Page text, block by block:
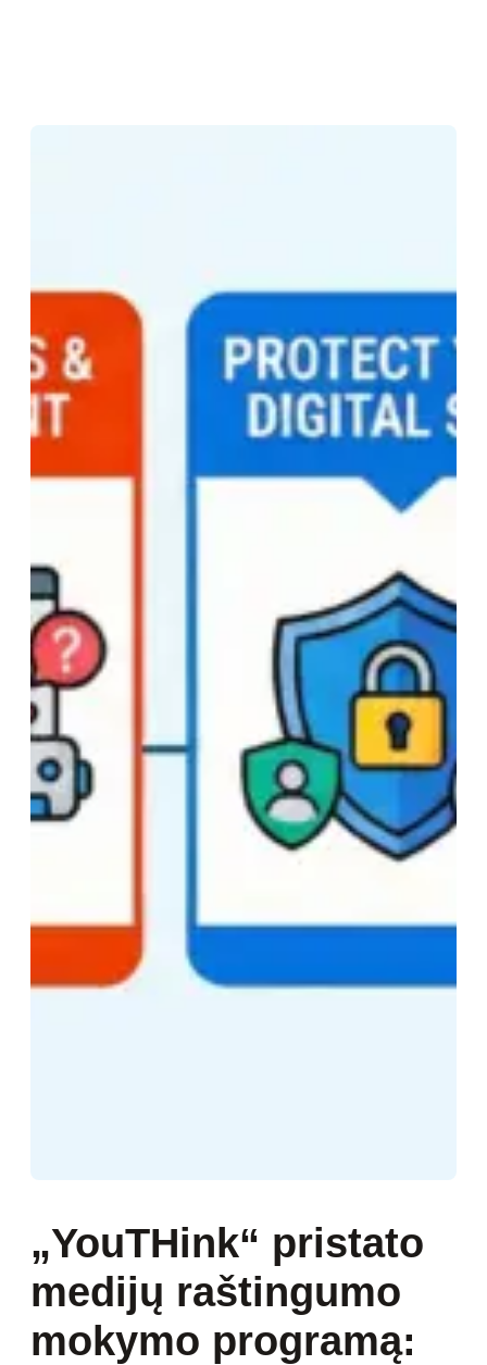
„YouTHink“ pristato
medijų raštingumo
mokymo programą: